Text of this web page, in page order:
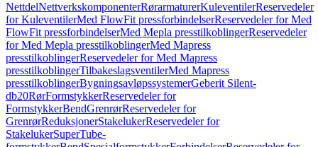
NettdelNettverkskomponenterRørarmaturerKuleventilerReservedeler
for KuleventilerMed FlowFit pressforbindelserReservedeler for Med
FlowFit pressforbindelserMed Mepla presstilkoblingerReservedeler
for Med Mepla presstilkoblingerMed Mapress
presstilkoblingerReservedeler for Med Mapress
presstilkoblingerTilbakeslagsventilerMed Mapress
presstilkoblingerBygningsavløpssystemerGeberit Silent-
db20RørFormstykkerReservedeler for
FormstykkerBendGrenrørReservedeler for
GrenrørReduksjonerStakelukerReservedeler for
StakelukerSuperTube-